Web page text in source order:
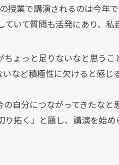
業で講演されるのは今年で
ていて質問も活発にあり、
ちょっと足りないなと思うこ
など積極性に欠けると感じ
の自分につながってきたなと
拓く」と題し、講演を始め